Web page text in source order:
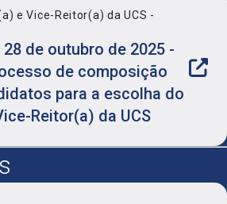
e Vice-Reitor(a) da UCS -
28 de outubro de 2025 -
de composição
para a escolha do
Reitor(a) da UCS